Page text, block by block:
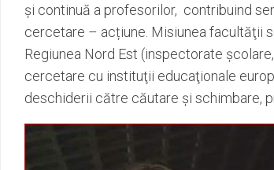
şi continuă a profesorilor, contribuind
cercetare – acțiune. Misiunea facultăţii
Regiunea Nord Est (inspectorate
cercetare cu instituţii educaţionale
deschiderii către căutare şi schimbare,